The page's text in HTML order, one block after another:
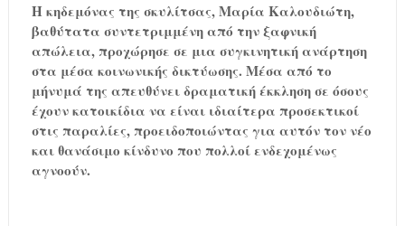
Η κηδεμόνας της σκυλίτσας, Μαρία Καλουδιώτη,
βαθύτατα συντετριμμένη από την ξαφνική
απώλεια, προχώρησε σε μια συγκινητική ανάρτηση
στα μέσα κοινωνικής δικτύωσης. Μέσα από το
μήνυμά της απευθύνει δραματική έκκληση σε όσους
έχουν κατοικίδια να είναι ιδιαίτερα προσεκτικοί
στις παραλίες, προειδοποιώντας για αυτόν τον νέο
και θανάσιμο κίνδυνο που πολλοί ενδεχομένως
αγνοούν.